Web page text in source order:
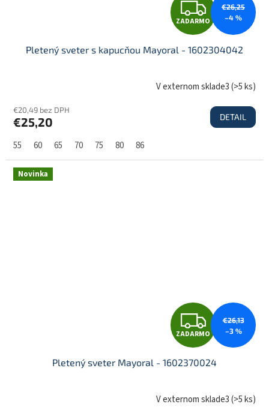
Z
A
D
A
R
ZADARMO
€26,25
–4 %
Pletený sveter s kapucňou Mayoral - 1602304042
V externom sklade3(>5 ks)
€20,49 bez DPH
€25,20 DETAIL
55 60 65 70 75 80 86
Novinka
Z
A
D
ZADARMO
€26,13
–3 %
Pletený sveter Mayoral - 1602370024
V externom sklade3(>5 ks)